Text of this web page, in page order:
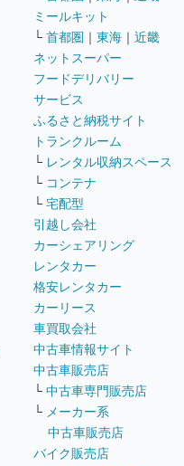
ミールキット
└ 首都圏 ｜ 東海 ｜ 近畿
ネットスーパー
フードデリバリー
サービス
ふるさと納税サイト
トランクルーム
└ レンタル収納スペース
└ コンテナ
└ 宅配型
引越し会社
カーシェアリング
レンタカー
格安レンタカー
カーリース
車買取会社
中古車情報サイト
中古車販売店
└ 中古車専門販売店
└ メーカー系
中古車販売店
バイク販売店